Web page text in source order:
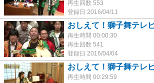
再生回数 553
登録日 2016/04/11
おしえて！獅子舞テレ
再生時間 00:00:30
再生回数 541
登録日 2016/04/04
おしえて！獅子舞テレ
再生時間 00:29:59